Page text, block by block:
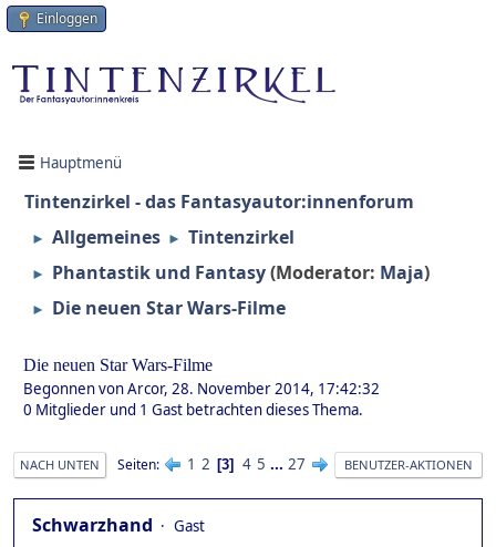
Einloggen
Hauptmenü
Tintenzirkel - das Fantasyautor:innenforum
► Allgemeines ► Tintenzirkel
► Phantastik und Fantasy(Moderator: Maja)
► Die neuen Star Wars-Filme
Die neuen Star Wars-Filme
Begonnen von Arcor, 28. November 2014, 17:42:32
0 Mitglieder und 1 Gast betrachten dieses Thema.
NACH UNTEN Seiten 1 2 3 4 5 ... 27 BENUTZER-AKTIONEN
Schwarzhand
Gast